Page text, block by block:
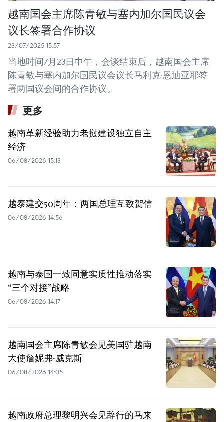
越南国会主席陈青敏与塞内加尔国民议会
议长签署合作协议
23/07/2025 15:57
当地时间7月23日中午，会谈结束后，越南国会主席
陈青敏与塞内加尔国民议会议长马利克·恩迪亚耶签
署两国议会间的合作协议。
更多
越南革新经验助力老挝建设独立自主
经济
06/08/2026 15:13
越泰建交50周年：两国总理互致贺信
06/08/2026 14:56
越南与泰国一致同意实质性推动落实
“三个对接”战略
06/08/2026 14:17
越南国会主席陈青敏会见美国驻越南
大使詹妮弗·威克斯
06/08/2026 14:05
越南政府总理黎明兴会见辞行的马来